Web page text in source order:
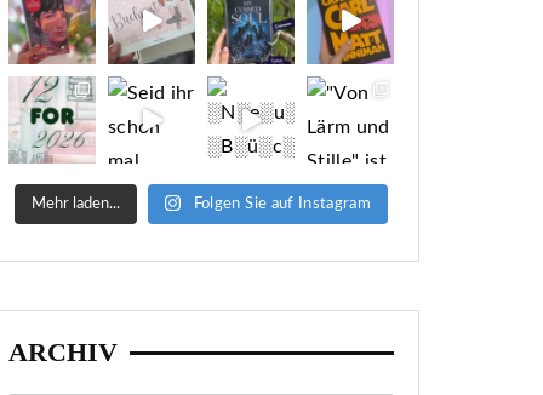
Mehr laden... Folgen Sie auf Instagram
ARCHIV